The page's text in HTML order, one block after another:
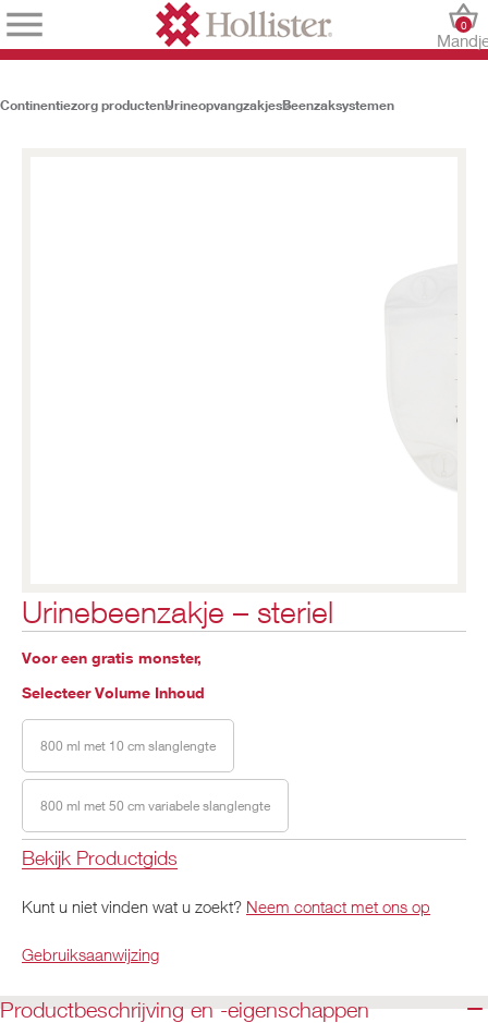
0
Continentiezorg productenUrineopvangzakjesBeenzaksystemen
Urinebeenzakje – steriel
Voor een gratis monster,
Selecteer Volume Inhoud
800 ml met 10 cm slanglengte
800 ml met 50 cm variabele slanglengte
Bekijk Productgids
Kunt u niet vinden wat u zoekt? Neem contact met ons op
Gebruiksaanwijzing
Productbeschrijving en -eigenschappen